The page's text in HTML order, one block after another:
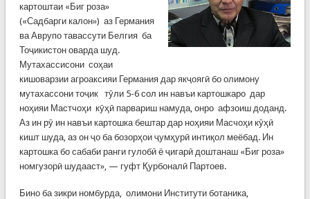
картоштаи «Биг роза»
(«Садбарги калон») аз Германия
ва Аврупо тавассути Белгия ба
Тоҷикистон оварда шуд.
Мутахассисони соҳаи
кишоварзии агроаксияи Германия дар якҷоягӣ бо олимону
мутахассони тоҷик тӯли 5-6 сол ин навъи картошкаро дар
ноҳияи Мастчоҳи кӯҳӣ парвариш намуда, онро афзоиш доданд.
Аз ин рӯ ин навъи картошка бештар дар ноҳияи Масчоҳи кӯҳӣ
кишт шуда, аз он ҷо ба бозорҳои ҷумҳурӣ интиқол меёбад. Ин
картошка бо сабаби ранги гулобӣ ё ҷигарӣ доштанаш «Биг роза»
номгузорӣ шудааст», — гуфт Қурбоналӣ Партоев.
Бино ба зикри номбурда, олимони Институти ботаника,